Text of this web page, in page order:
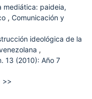
mediática: paideia,
, Comunicación y
ideológica de la
,
13 (2010): Año 7
>>